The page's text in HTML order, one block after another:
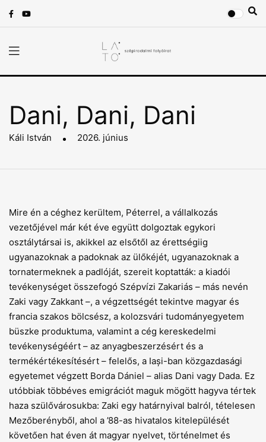
Dani, Dani, Dani
Káli István 2026. június
Mire én a céghez kerültem, Péterrel, a vállalkozás
vezetőjével már két éve együtt dolgoztak egykori
osztálytársai is, akikkel az elsőtől az érettségiig
ugyanazoknak a padoknak az ülőkéjét, ugyanazoknak a
tornatermeknek a padlóját, szereit koptatták: a kiadói
tevékenységet összefogó Szépvízi Zakariás – más nevén
Zaki vagy Zakkant –, a végzettségét tekintve magyar és
francia szakos bölcsész, a kolozsvári tudományegyetem
büszke produktuma, valamint a cég kereskedelmi
tevékenységéért – az anyagbeszerzésért és a
termékértékesítésért – felelős, a Iași-ban közgazdasági
egyetemet végzett Borda Dániel – alias Dani vagy Dada. Ez
utóbbiak többéves emigrációt maguk mögött hagyva tértek
haza szülővárosukba: Zaki egy határnyival balról, tételesen
Mezőberényből, ahol a ’88-as hivatalos kitelepülését
követően hat éven át magyar nyelvet, történelmet és